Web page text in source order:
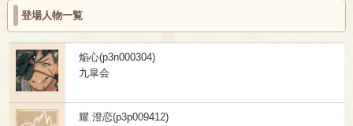
登場人物一覧
焔心(p3n000304)
九皐会
耀 澄恋(p3p009412)